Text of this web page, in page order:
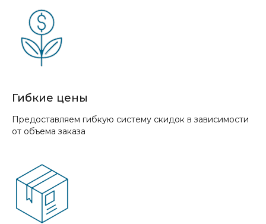
Гибкие цены
Предоставляем гибкую систему скидок в зависимости
от объема заказа